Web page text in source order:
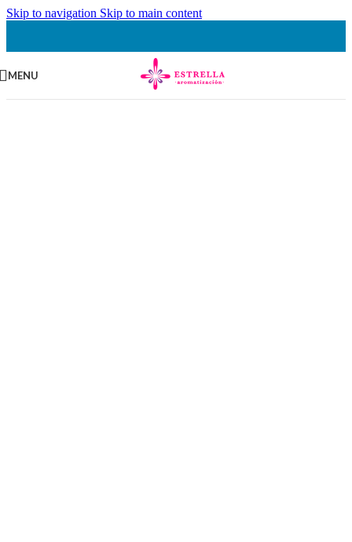
Skip to navigation Skip to main content
MENU